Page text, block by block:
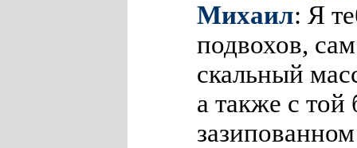
Михаил: Я
подвохов,
скальный
а также с